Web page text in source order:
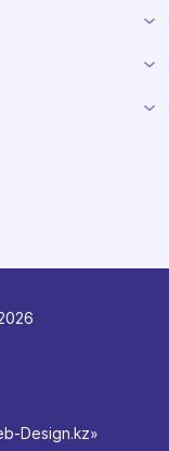
Design.kz»